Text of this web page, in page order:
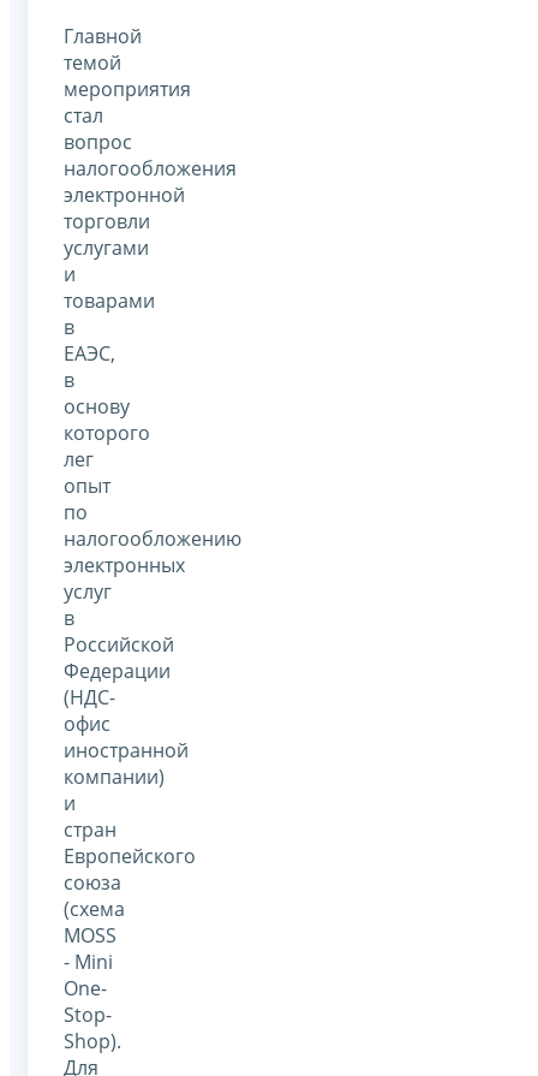
Главной
темой
мероприятия
стал
вопрос
налогообложения
электронной
торговли
услугами
и
товарами
в
ЕАЭС,
в
основу
которого
лег
опыт
по
налогообложению
электронных
услуг
в
Российской
Федерации
(НДС-
офис
иностранной
компании)
и
стран
Европейского
союза
(схема
MOSS
- Mini
One-
Stop-
Shop).
Для